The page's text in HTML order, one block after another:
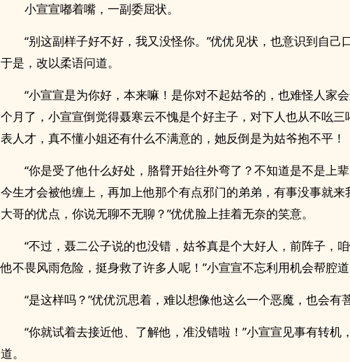
小宣宣嘟着嘴，一副委屈状。
“别这副样子好不好，我又没怪你。”优优见状，也意识到自己
于是，改以柔语问道。
“小宣宣是为你好，本来嘛！是你对不起姑爷的，也难怪人家
个月了，小宣宣倒觉得聂寒云不愧是个好主子，对下人也从不吆三
表人才，真不懂小姐还有什么不满意的，她反倒是为姑爷抱不平！
“你是受了他什么好处，胳臂开始往外弯了？不知道是不是上
今生才会被他缠上，再加上他那个有点邪门的弟弟，有事没事就来
大哥的优点，你说无聊不无聊？”优优脸上挂着无奈的笑意。
“不过，聂二公子说的也没错，姑爷真是个大好人，前阵子，
他不畏风雨危险，挺身救了许多人呢！”小宣宣不忘利用机会帮腔道
“是这样吗？”优优沉思着，难以想像他这么一个恶魔，也会有
“你就试着去接近他、了解他，准没错啦！”小宣宣见事有转机
道。